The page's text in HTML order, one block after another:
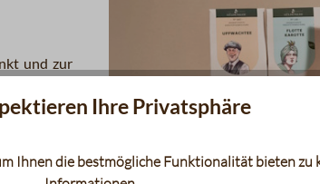
und zur
Tees
Ihre Privatsphäre
Ihnen die bestmögliche Funktionalität bieten zu